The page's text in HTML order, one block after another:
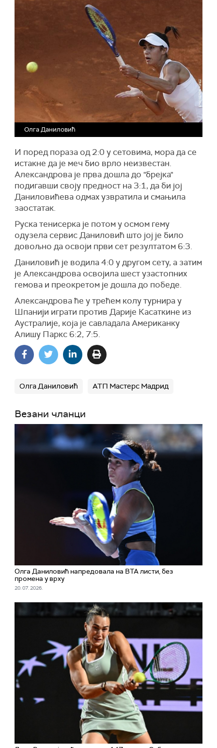
Олга Даниловић
И поред пораза од 2:0 у сетовима, мора да се
истакне да је меч био врло неизвестан.
Александрова је прва дошла до "брејка"
подигавши своју предност на 3:1, да би јој
Даниловићева одмах узвратила и смањила
заостатак.
Руска тенисерка је потом у осмом гему
одузела сервис Даниловић што јој је било
довољно да освоји први сет резултатом 6:3.
Даниловић је водила 4:0 у другом сету, а затим
је Александрова освојила шест узастопних
гемова и преокретом је дошла до победе.
Александрова ће у трећем колу турнира у
Шпанији играти против Дарије Касаткине из
Аустралије, која је савладала Американку
Алишу Паркс 6:2, 7:5.
Олга Даниловић АТП Мастерс Мадрид
Везани чланци
Олга Даниловић напредовала на ВТА листи, без
промена у врху
20. 07. 2026.